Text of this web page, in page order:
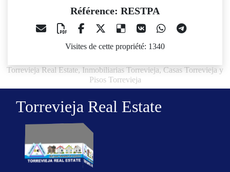
Référence: RESTPA
Visites de cette propriété: 1340
Torrevieja Real Estate, Inmobiliarias Torrevieja, Casas Torrevieja y
Pisos Torrevieja
Torrevieja Real Estate